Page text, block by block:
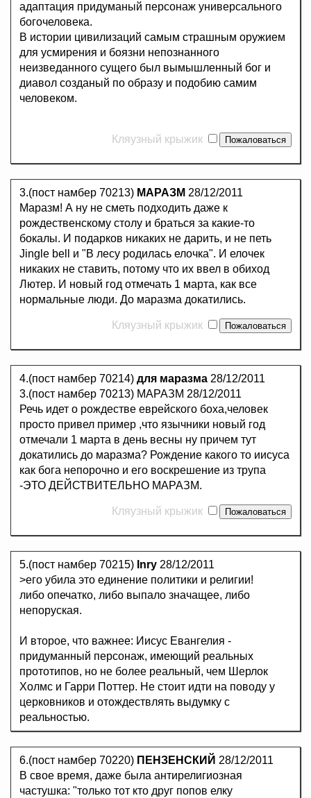
адаптация придуманый персонаж универсального
богочеловека.
В истории цивилизаций самым страшным оружием
для усмирения и боязни непознанного
неизведанного сущего был вымышленный бог и
диавол созданый по образу и подобию самим
человеком.
Кляузный крыжик
3.(пост намбер 70213) МАРАЗМ 28/12/2011
Маразм! А ну не сметь подходить даже к
рождественскому столу и браться за какие-то
бокалы. И подарков никаких не дарить, и не петь
Jingle bell и "В лесу родилась елочка". И елочек
никаких не ставить, потому что их ввел в обиход
Лютер. И новый год отмечать 1 марта, как все
нормальные люди. До маразма докатились.
Кляузный крыжик
4.(пост намбер 70214) для маразма 28/12/2011
3.(пост намбер 70213) МАРАЗМ 28/12/2011
Речь идет о рождестве еврейского боха,человек
просто привел пример ,что язычники новый год
отмечали 1 марта в день весны ну причем тут
докатились до маразма? Рождение какого то иисуса
как бога непорочно и его воскрешение из трупа
-ЭТО ДЕЙСТВИТЕЛЬНО МАРАЗМ.
Кляузный крыжик
5.(пост намбер 70215) Inry 28/12/2011
>его убила это единение политики и религии!
либо опечатко, либо выпало значащее, либо
непоруская.
И второе, что важнее: Иисус Евангелия -
придуманный персонаж, имеющий реальных
прототипов, но не более реальный, чем Шерлок
Холмс и Гарри Поттер. Не стоит идти на поводу у
церковников и отождествлять выдумку с
реальностью.
6.(пост намбер 70220) ПЕНЗЕНСКИЙ 28/12/2011
В свое время, даже была антирелигиозная
частушка: "только тот кто друг попов елку